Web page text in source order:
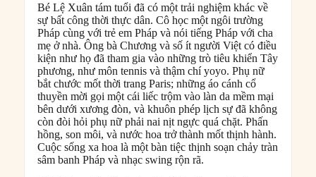
Bé Lệ Xuân tám tuổi đã có một trải nghiệm khác về
sự bất công thời thực dân. Cô học một ngôi trường
Pháp cùng với trẻ em Pháp và nói tiếng Pháp với cha
mẹ ở nhà. Ông bà Chương và số ít người Việt có điều
kiện như họ đã tham gia vào những trò tiêu khiển Tây
phương, như môn tennis và thậm chí yoyo. Phụ nữ
bắt chước mốt thời trang Paris; những áo cánh cổ
thuyền mời gọi một cái liếc trộm vào làn da mềm mại
bên dưới xương đòn, và khuôn phép lịch sự đã không
còn đòi hỏi phụ nữ phải nai nịt ngực quá chặt. Phấn
hồng, son môi, và nước hoa trở thành mốt thịnh hành.
Cuộc sống xa hoa là một bàn tiệc thịnh soạn chảy tràn
sâm banh Pháp và nhạc swing rộn rã.